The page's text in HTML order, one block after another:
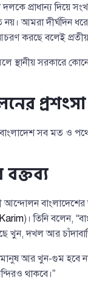
প্রাধান্য দিয়ে
আমরা দীর্ঘদিন
করছে বলেই
স্থানীয় সরকারে
সব মত ও
আন্দোলন
)। তিনি বলেন,
খুন, দখল আর
আর খুন-গুম হবে
থাকবে।”